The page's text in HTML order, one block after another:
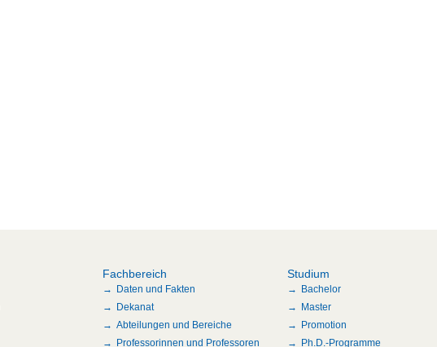
Fachbereich
Daten und Fakten
Dekanat
Abteilungen und Bereiche
Professorinnen und Professoren
Studium
Bachelor
Master
Promotion
Ph.D.-Programme